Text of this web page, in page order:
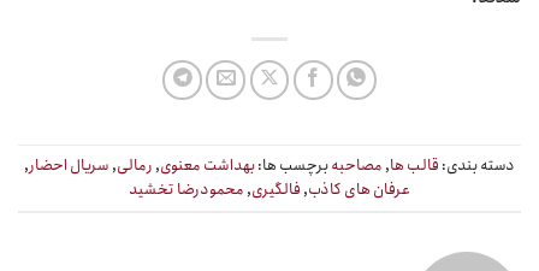
دسته بندی: قالب ها,مصاحبهبرچسب ها:بهداشت معنوی,رمالی,سریال احضار,
عرفان های کاذب,فالگیری,محمودرضا تخشید